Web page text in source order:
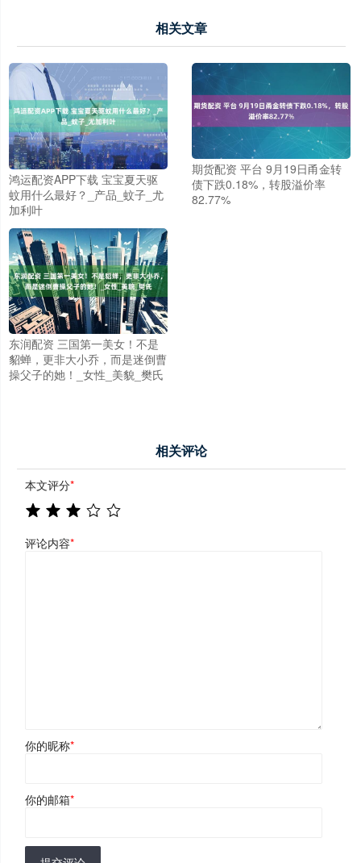
相关文章
鸿运配资APP下载 宝宝夏天驱
蚊用什么最好？_产品_蚊子_尤
加利叶
期货配资 平台 9月19日甬金转
债下跌0.18%，转股溢价率
82.77%
东润配资 三国第一美女！不是
貂蝉，更非大小乔，而是迷倒曹
操父子的她！_女性_美貌_樊氏
相关评论
本文评分*
评论内容*
你的昵称*
你的邮箱*